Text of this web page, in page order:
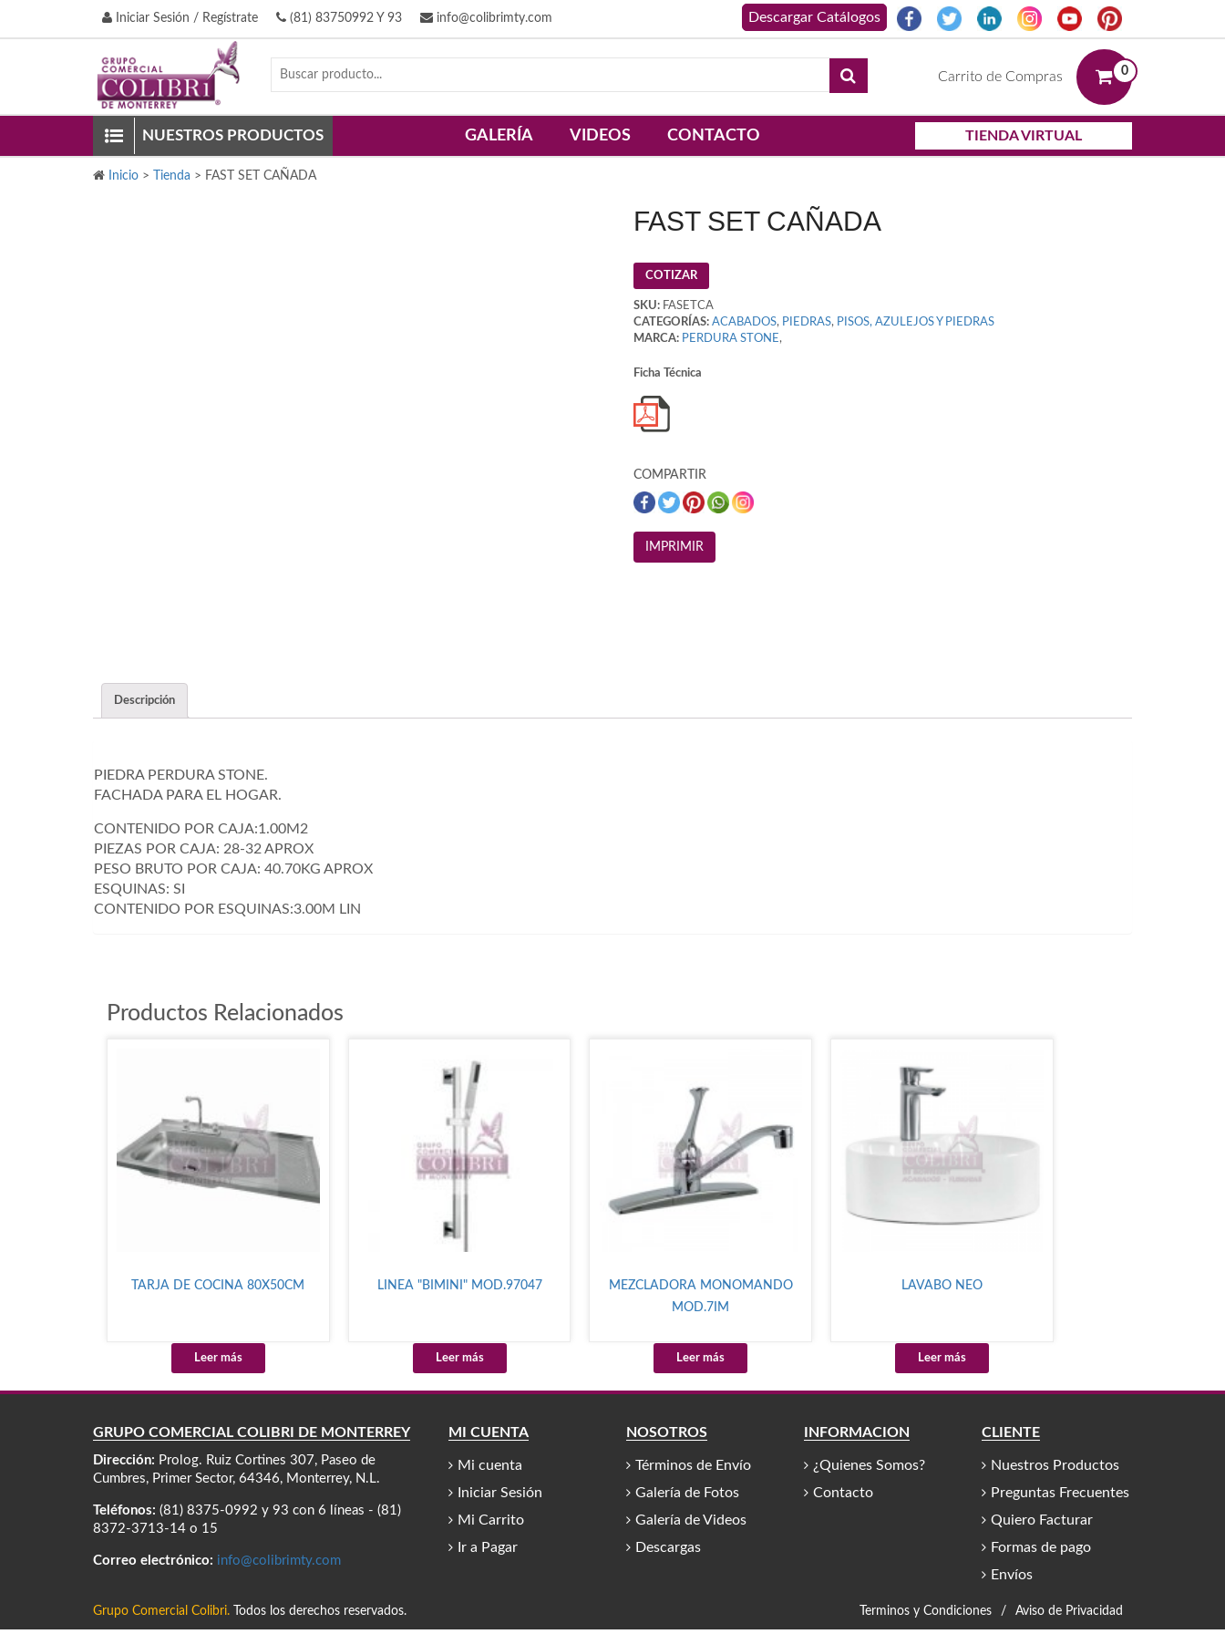
Iniciar Sesión / Regístrate (81) 83750992 Y 93 info@colibrimty.com
Carrito de Compras 0
NUESTROS PRODUCTOS GALERÍA VIDEOS CONTACTO TIENDA VIRTUAL
Inicio > Tienda > FAST SET CAÑADA
FAST SET CAÑADA
COTIZAR
SKU:FASETCA
CATEGORÍAS: ACABADOS, PIEDRAS, PISOS, AZULEJOS Y PIEDRAS
MARCA: PERDURA STONE,
Ficha Técnica
COMPARTIR
Descripción
PIEDRA PERDURA STONE.
FACHADA PARA EL HOGAR.
CONTENIDO POR CAJA:1.00M2
PIEZAS POR CAJA: 28-32 APROX
PESO BRUTO POR CAJA: 40.70KG APROX
ESQUINAS: SI
CONTENIDO POR ESQUINAS:3.00M LIN
Productos Relacionados
TARJA DE COCINA 80X50CM
Leer más
LINEA "BIMINI" MOD.97047
Leer más
MEZCLADORA MONOMANDO
MOD.7IM
Leer más
LAVABO NEO
Leer más
GRUPO COMERCIAL COLIBRÍ DE MONTERREY
Dirección: Prolog. Ruiz Cortines 307, Paseo de
Cumbres, Primer Sector, 64346, Monterrey, N.L.
Teléfonos: (81) 8375-0992 y 93 con 6 líneas - (81)
8372-3713-14 o 15
Correo electrónico: info@colibrimty.com
MI CUENTA
Mi cuenta
Iniciar Sesión
Mi Carrito
Ir a Pagar
NOSOTROS
Términos de Envío
Galería de Fotos
Galería de Videos
Descargas
INFORMACIÓN
¿Quienes Somos?
Contacto
CLIENTE
Nuestros Productos
Preguntas Frecuentes
Quiero Facturar
Formas de pago
Envíos
Grupo Comercial Colibri. Todos los derechos reservados. Aviso de Privacidad
/
Terminos y Condiciones